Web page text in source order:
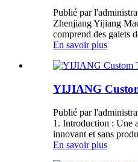
Publié par
Zhenjiang Yijiang
comprend des galets
En savoir plus
YIJIANG
Publié par
1. Introduction : Une
innovant et sans
En savoir plus